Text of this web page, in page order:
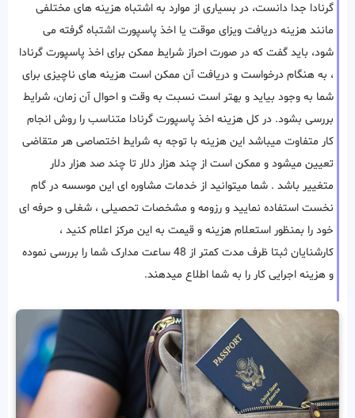
گرنادا جدا دانست، در بسیاری از موارد به اشتباه هزینه های مختلفی
مانند هزینه دریافت ویزای موقت یا اخذ پاسپورت اشتباه گرفته می
شود، باید گفت که در صورت احراز شرایط ممکن برای اخذ پاسپورت گرنادا
، به هنگام درخواست و دریافت آن ممکن است هزینه های ناچیزی برای
شما به وجود بیاید و بهتر است نسبت به وقت و احوال آن زمان، شرایط
بررسی بشود. در کل هزینه اخذ پاسپورت گرنادا متناسب را روش انجام
کار متفاوت میباشد این هزینه با توجه به شرایط اختصاصی هر متقاضی
تعیین میشود و ممکن است از چند هزار دلار تا چند صد هزار دلار
متغییر باشد . شما میتوانید از خدمات مشاوره ای این موسسه در گام
نخست استفاده نمایید و رزومه و مشخصات تحصیلی ، شغلی و حرفه ای
خود را بمنظور استعلام هزینه و قیمت به این مرکز اعلام کنید ،
کارشنایان ثبتا ظرف مدت کمتر از 48 ساعت مدارک شما را بررسی نموده
و هزینه اجرایی کار را به شما اطلاع میدهند.